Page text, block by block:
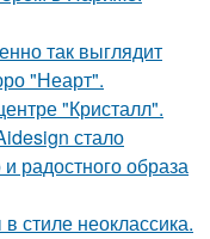
так выглядит
"Неарт".
"Кристалл".
стало
радостного образа
стиле неоклассика.